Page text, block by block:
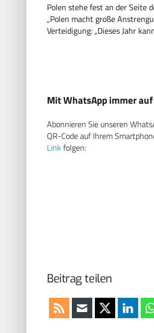
Polen stehe fest an der Seite
„Polen macht große
Verteidigung: „Dieses Jahr
Mit WhatsApp immer
Abonnieren Sie unseren
QR-Code auf Ihrem
Link folgen:
Beitrag teilen